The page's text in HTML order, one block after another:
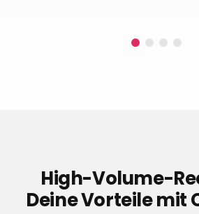
High-Volume-
Deine Vorteile mit